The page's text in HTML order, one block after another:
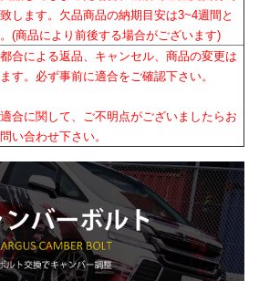
します。欠品商品の納期目安は3~4週間と
(商品により前後する場合がございます)
都合による返品、キャンセル、商品の変更は
す。必ず事前に適合をご確認下さい。
適合に関して、ご不明点がございましたらお
い合わせ下さい。